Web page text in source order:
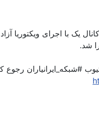
کانال یک با اجرای
شد.